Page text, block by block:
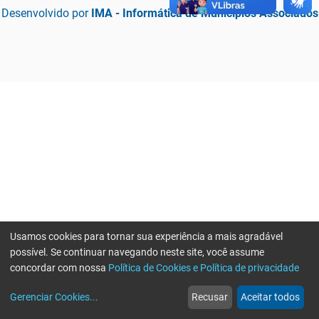
Desenvolvido por IMA - Informática de Municípios Associados
web
Notícias
more_horiz
Mais
Usamos cookies para tornar sua experiência a mais agradável
possível. Se continuar navegando neste site, você assume
concordar com nossa Política de Cookies e Política de privacidade
Gerenciar Cookies... Recusar Aceitar todos
Erro ao enviar informações, por favor tente novamente